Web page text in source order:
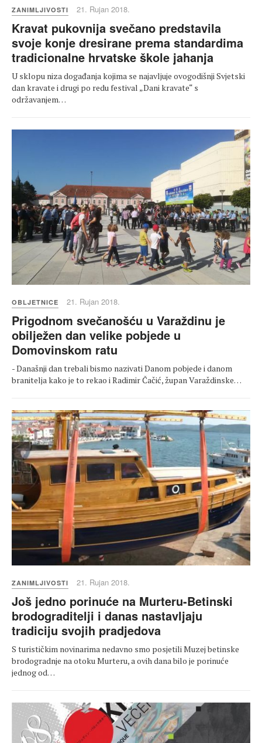
ZANIMLJIVOSTI 21. Rujan 2018.
Kravat pukovnija svečano predstavila
svoje konje dresirane prema standardima
tradicionalne hrvatske škole jahanja
U sklopu niza događanja kojima se najavljuje ovogodišnji Svjetski
dan kravate i drugi po redu festival „Dani kravate“ s
održavanjem…
OBLJETNICE 21. Rujan 2018.
Prigodnom svečanošću u Varaždinu je
obilježen dan velike pobjede u
Domovinskom ratu
- Današnji dan trebali bismo nazivati Danom pobjede i danom
branitelja kako je to rekao i Radimir Čačić, župan Varaždinske…
ZANIMLJIVOSTI 21. Rujan 2018.
Još jedno porinuće na Murteru-Betinski
brodograditelji i danas nastavljaju
tradiciju svojih pradjedova
S turističkim novinarima nedavno smo posjetili Muzej betinske
brodogradnje na otoku Murteru, a ovih dana bilo je porinuće
jednog od…